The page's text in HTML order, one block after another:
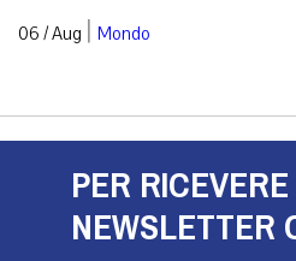
06 / Aug | Mondo
PER
NEWSLETTER